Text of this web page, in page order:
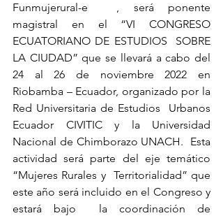
Funmujerural-e  , será ponente
magistral en el “VI CONGRESO
ECUATORIANO DE ESTUDIOS  SOBRE
LA CIUDAD” que se llevará a cabo del
24 al 26 de noviembre 2022 en
Riobamba – Ecuador, organizado por la
Red Universitaria de Estudios  Urbanos
Ecuador CIVITIC y la Universidad
Nacional de Chimborazo UNACH.  Esta
actividad será parte del eje temático
“Mujeres Rurales y  Territorialidad” que
este año será incluido en el Congreso y
estará bajo  la coordinación de